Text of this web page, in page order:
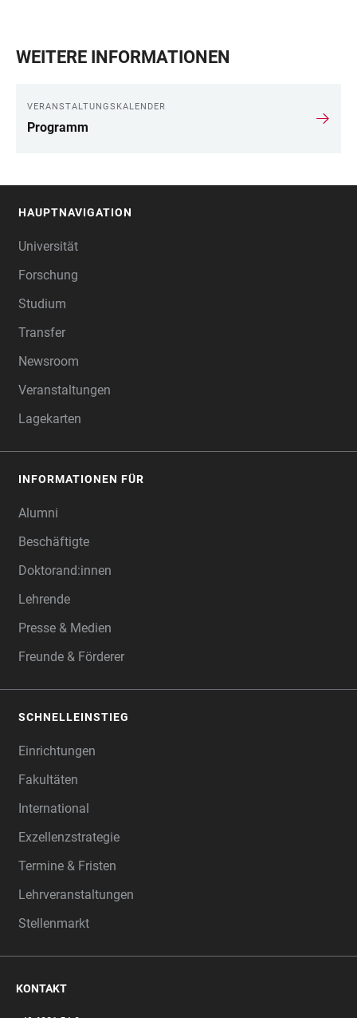
WEITERE INFORMATIONEN
VERANSTALTUNGSKALENDER
Programm
HAUPTNAVIGATION
Universität
Forschung
Studium
Transfer
Newsroom
Veranstaltungen
Lagekarten
INFORMATIONEN FÜR
Alumni
Beschäftigte
Doktorand:innen
Lehrende
Presse & Medien
Freunde & Förderer
SCHNELLEINSTIEG
Einrichtungen
Fakultäten
International
Exzellenzstrategie
Termine & Fristen
Lehrveranstaltungen
Stellenmarkt
KONTAKT